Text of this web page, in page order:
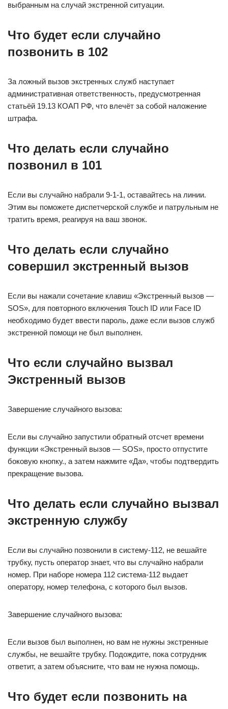
выбранным на случай экстренной ситуации.
Что будет если случайно
позвонить в 102
За ложный вызов экстренных служб наступает
административная ответственность, предусмотренная
статьёй 19.13 КОАП РФ, что влечёт за собой наложение
штрафа.
Что делать если случайно
позвонил в 101
Если вы случайно набрали 9-1-1, оставайтесь на линии.
Этим вы поможете диспетчерской службе и патрульным не
тратить время, реагируя на ваш звонок.
Что делать если случайно
совершил экстренный вызов
Если вы нажали сочетание клавиш «Экстренный вызов —
SOS», для повторного включения Touch ID или Face ID
необходимо будет ввести пароль, даже если вызов служб
экстренной помощи не был выполнен.
Что если случайно вызвал
Экстренный вызов
Завершение случайного вызова:
Если вы случайно запустили обратный отсчет времени
функции «Экстренный вызов — SOS», просто отпустите
боковую кнопку., а затем нажмите «Да», чтобы подтвердить
прекращение вызова.
Что делать если случайно вызвал
экстренную службу
Если вы случайно позвонили в систему-112, не вешайте
трубку, пусть оператор знает, что вы случайно набрали
номер. При наборе номера 112 система-112 выдает
оператору, номер телефона, с которого был вызов.
Завершение случайного вызова:
Если вызов был выполнен, но вам не нужны экстренные
службы, не вешайте трубку. Подождите, пока сотрудник
ответит, а затем объясните, что вам не нужна помощь.
Что будет если позвонить на